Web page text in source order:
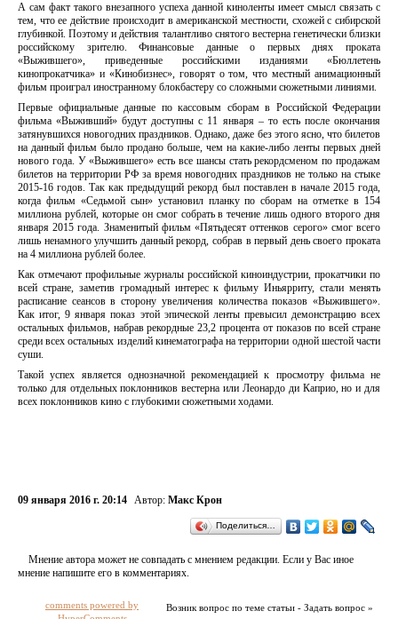
А сам факт такого внезапного успеха данной киноленты имеет смысл связать с
тем, что ее действие происходит в американской местности, схожей с сибирской
глубинкой. Поэтому и действия талантливо снятого вестерна генетически близки
российскому зрителю. Финансовые данные о первых днях проката
«Выжившего», приведенные российскими изданиями «Бюллетень
кинопрокатчика» и «Кинобизнес», говорят о том, что местный анимационный
фильм проиграл иностранному блокбастеру со сложными сюжетными линиями.
Первые официальные данные по кассовым сборам в Российской Федерации
фильма «Выживший» будут доступны с 11 января – то есть после окончания
затянувшихся новогодних праздников. Однако, даже без этого ясно, что билетов
на данный фильм было продано больше, чем на какие-либо ленты первых дней
нового года. У «Выжившего» есть все шансы стать рекордсменом по продажам
билетов на территории РФ за время новогодних праздников не только на стыке
2015-16 годов. Так как предыдущий рекорд был поставлен в начале 2015 года,
когда фильм «Седьмой сын» установил планку по сборам на отметке в 154
миллиона рублей, которые он смог собрать в течение лишь одного второго дня
января 2015 года. Знаменитый фильм «Пятьдесят оттенков серого» смог всего
лишь ненамного улучшить данный рекорд, собрав в первый день своего проката
на 4 миллиона рублей более.
Как отмечают профильные журналы российской киноиндустрии, прокатчики по
всей стране, заметив громадный интерес к фильму Иньярриту, стали менять
расписание сеансов в сторону увеличения количества показов «Выжившего».
Как итог, 9 января показ этой эпической ленты превысил демонстрацию всех
остальных фильмов, набрав рекордные 23,2 процента от показов по всей стране
среди всех остальных изделий кинематографа на территории одной шестой части
суши.
Такой успех является однозначной рекомендацией к просмотру фильма не
только для отдельных поклонников вестерна или Леонардо ди Каприо, но и для
всех поклонников кино с глубокими сюжетными ходами.
09 января 2016 г. 20:14 Автор: Макс Крон
Поделиться…
Мнение автора может не совпадать с мнением редакции. Если у Вас иное
мнение напишите его в комментариях.
Возник вопрос по теме статьи - Задать вопрос »
comments powered by